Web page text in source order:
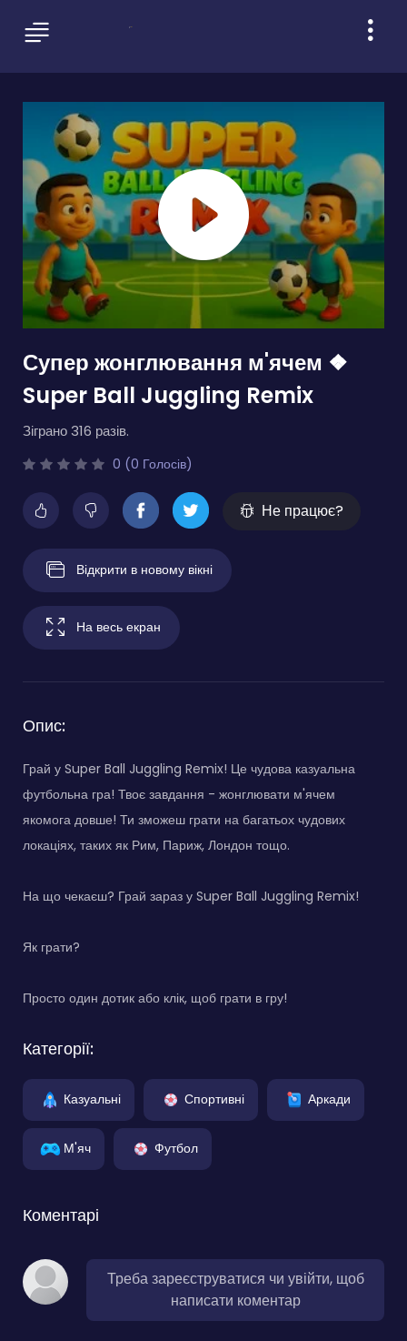
Супер жонглювання м'ячем ❖
Super Ball Juggling Remix
Зіграно 316 разів.
0 (0 Голосів)
Не працює?
Відкрити в новому вікні
На весь екран
Опис:
Грай у Super Ball Juggling Remix! Це чудова казуальна
футбольна гра! Твоє завдання - жонглювати м'ячем
якомога довше! Ти зможеш грати на багатьох чудових
локаціях, таких як Рим, Париж, Лондон тощо.
На що чекаєш? Грай зараз у Super Ball Juggling Remix!
Як грати?
Просто один дотик або клік, щоб грати в гру!
Категорії:
Казуальні Спортивні Аркади
М'яч Футбол
Коментарі
Треба зареєструватися чи увійти, щоб
написати коментар